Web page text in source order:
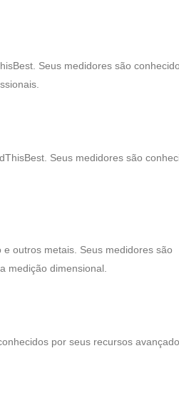
Seus medidores são
Seus medidores são
outros metais. Seus medidores são
medição dimensional.
por seus recursos